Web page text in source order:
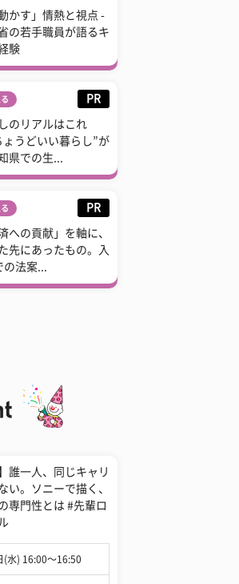
かす」情熱と視点 -
の若手職員が語るキ
験
PR
のリアルはこれ
うどいい暮らし”が
県での生...
PR
への貢献」を軸に、
先にあったもの。入
法案...
誰一人、同じキャリ
い。ソニーで描く、
専門性とは #先輩ロ
(水) 16:00〜16:50